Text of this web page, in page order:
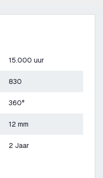
15.000 uur
830
360°
12 mm
2 Jaar